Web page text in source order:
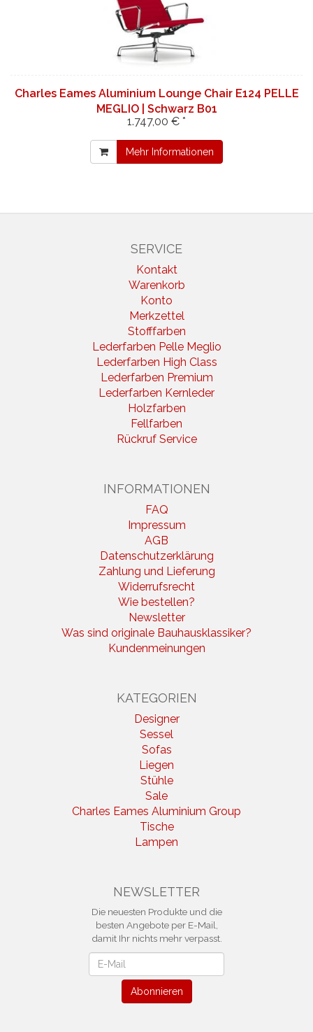
Charles Eames Aluminium Lounge Chair E124 PELLE
MEGLIO | Schwarz B01
1.747,00 € *
Mehr Informationen
SERVICE
Kontakt
Warenkorb
Konto
Merkzettel
Stofffarben
Lederfarben Pelle Meglio
Lederfarben High Class
Lederfarben Premium
Lederfarben Kernleder
Holzfarben
Fellfarben
Rückruf Service
INFORMATIONEN
FAQ
Impressum
AGB
Datenschutzerklärung
Zahlung und Lieferung
Widerrufsrecht
Wie bestellen?
Newsletter
Was sind originale Bauhausklassiker?
Kundenmeinungen
KATEGORIEN
Designer
Sessel
Sofas
Liegen
Stühle
Sale
Charles Eames Aluminium Group
Tische
Lampen
NEWSLETTER
Die neuesten Produkte und die
besten Angebote per E-Mail,
damit Ihr nichts mehr verpasst.
Abonnieren